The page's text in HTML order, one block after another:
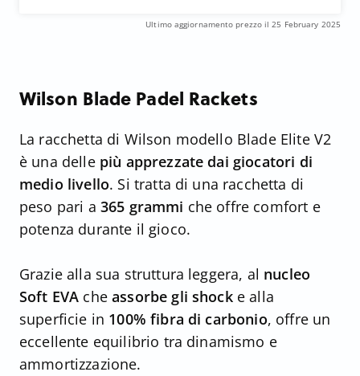
Ultimo aggiornamento prezzo il 25 February 2025
Wilson Blade Padel Rackets
La racchetta di Wilson modello Blade Elite V2
è una delle più apprezzate dai giocatori di
medio livello. Si tratta di una racchetta di
peso pari a 365 grammi che offre comfort e
potenza durante il gioco.
Grazie alla sua struttura leggera, al nucleo
Soft EVA cheassorbe gli shock e alla
superficie in 100% fibra di carbonio, offre un
eccellente equilibrio tra dinamismo e
ammortizzazione.